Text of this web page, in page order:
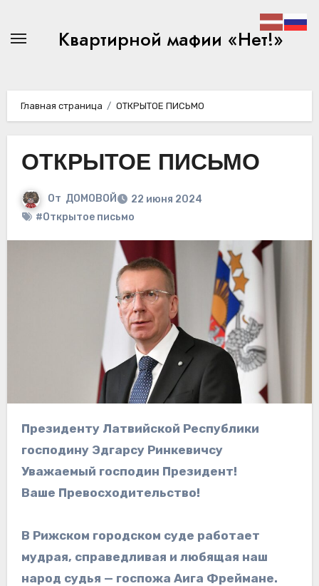
содержимомуКвартирной мафии «Нет!»
Главная страница ОТКРЫТОЕ ПИСЬМО
ОТКРЫТОЕ ПИСЬМО
От ДОМОВОЙ
22 июня 2024
#Открытое письмо
Президенту Латвийской Республики
господину Эдгарсу Ринкевичсу
Уважаемый господин Президент!
Ваше Превосходительство!
В Рижском городском суде работает
мудрая, справедливая и любящая наш
народ судья — госпожа Аига Фреймане.